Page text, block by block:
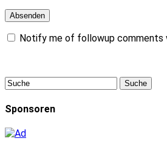
Notify me of followup comments
Sponsoren